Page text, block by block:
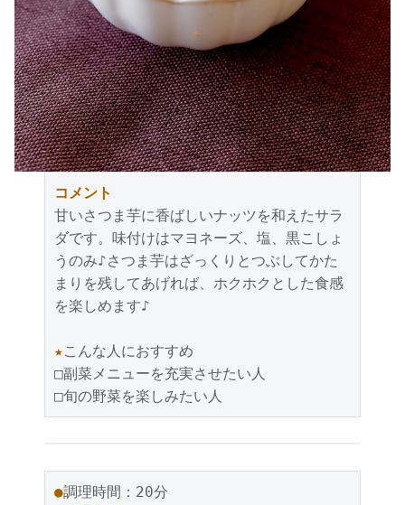
コメント
甘いさつま芋に香ばしいナッツを和えたサラ
ダです。味付けはマヨネーズ、塩、黒こしょ
うのみ♪さつま芋はざっくりとつぶしてかた
まりを残してあげれば、ホクホクとした食感
を楽しめます♪
★こんな人におすすめ
□副菜メニューを充実させたい人
●